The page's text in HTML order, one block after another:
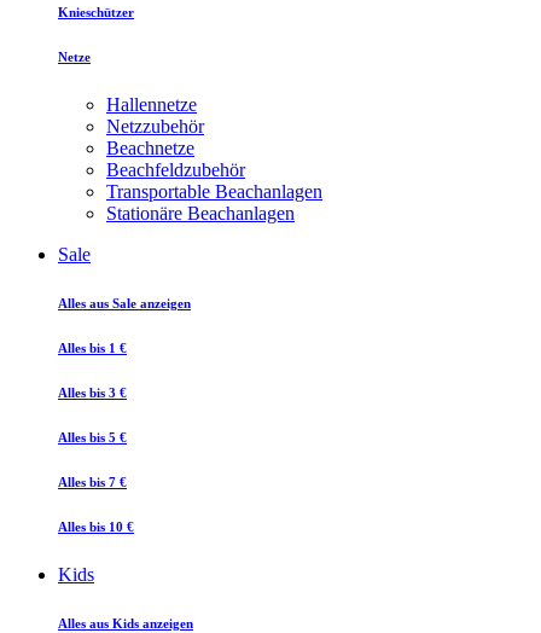
Knieschützer
Netze
Hallennetze
Netzzubehör
Beachnetze
Beachfeldzubehör
Transportable Beachanlagen
Stationäre Beachanlagen
Sale
Alles aus Sale anzeigen
Alles bis 1 €
Alles bis 3 €
Alles bis 5 €
Alles bis 7 €
Alles bis 10 €
Kids
Alles aus Kids anzeigen